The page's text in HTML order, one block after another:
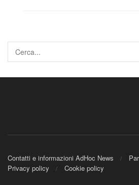
Contatti e informazioni AdHoc News
Privacy policy
Cookie policy